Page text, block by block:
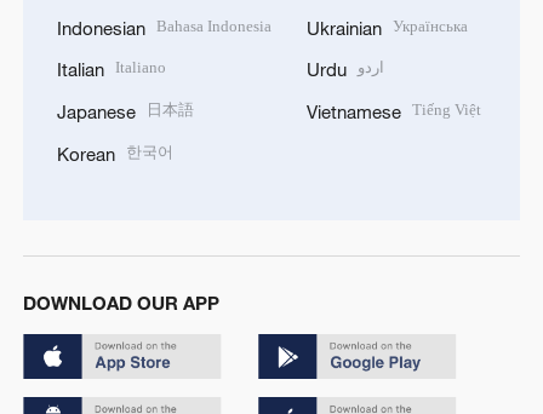
Indonesian Bahasa Indonesia
Italian Italiano
Japanese 日本語
Korean 한국어
Ukrainian Українська
Urdu اردو
Vietnamese Tiếng Việt
DOWNLOAD OUR APP